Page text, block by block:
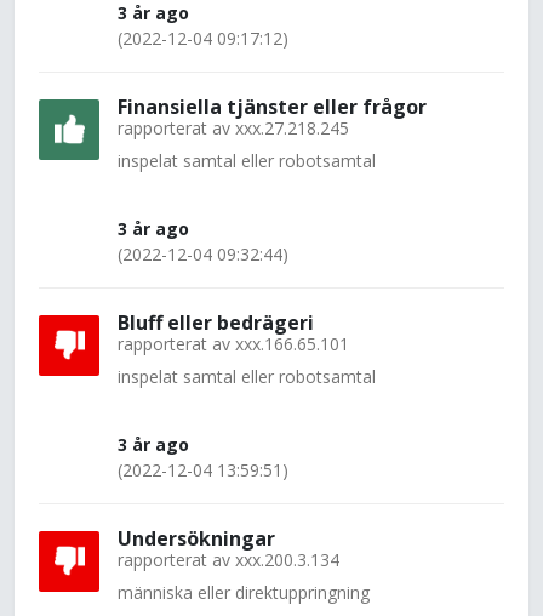
3 år ago
(2022-12-04 09:17:12)
Finansiella tjänster eller frågor
rapporterat av xxx.27.218.245
inspelat samtal eller robotsamtal
3 år ago
(2022-12-04 09:32:44)
Bluff eller bedrägeri
rapporterat av xxx.166.65.101
inspelat samtal eller robotsamtal
3 år ago
(2022-12-04 13:59:51)
Undersökningar
rapporterat av xxx.200.3.134
människa eller direktuppringning